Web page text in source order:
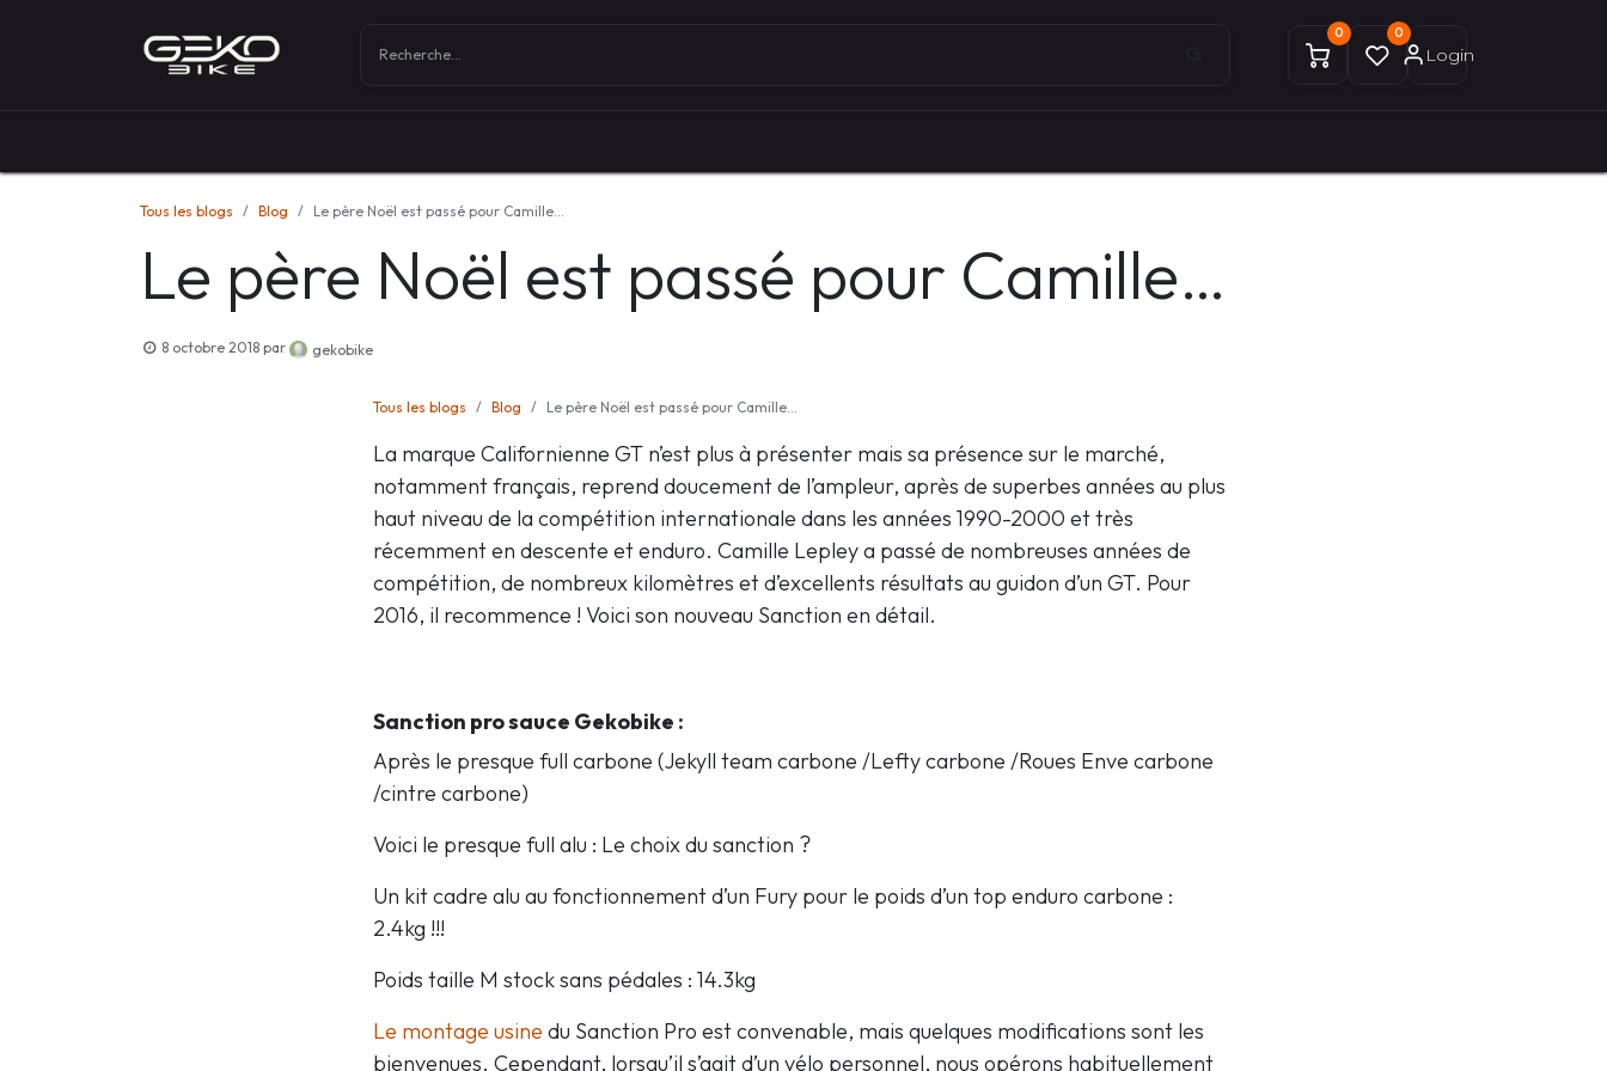
0 0
Login
Tous les blogs Blog Le père Noël est passé pour Camille…
Le père Noël est passé pour Camille…
8 octobre 2018 par gekobike
Tous les blogs Blog Le père Noël est passé pour Camille…
La marque Californienne GT n’est plus à présenter mais sa présence sur le marché,
notamment français, reprend doucement de l’ampleur, après de superbes années au plus
haut niveau de la compétition internationale dans les années 1990-2000 et très
récemment en descente et enduro. Camille Lepley a passé de nombreuses années de
compétition, de nombreux kilomètres et d’excellents résultats au guidon d’un GT. Pour
2016, il recommence ! Voici son nouveau Sanction en détail.
Sanction pro sauce Gekobike :
Après le presque full carbone (Jekyll team carbone /Lefty carbone /Roues Enve carbone
/cintre carbone)
Voici le presque full alu : Le choix du sanction ?
Un kit cadre alu au fonctionnement d’un Fury pour le poids d’un top enduro carbone :
2.4kg !!!
Poids taille M stock sans pédales : 14.3kg
Le montage usine du Sanction Pro est convenable, mais quelques modifications sont les
bienvenues. Cependant, lorsqu’il s’agit d’un vélo personnel, nous opérons habituellement